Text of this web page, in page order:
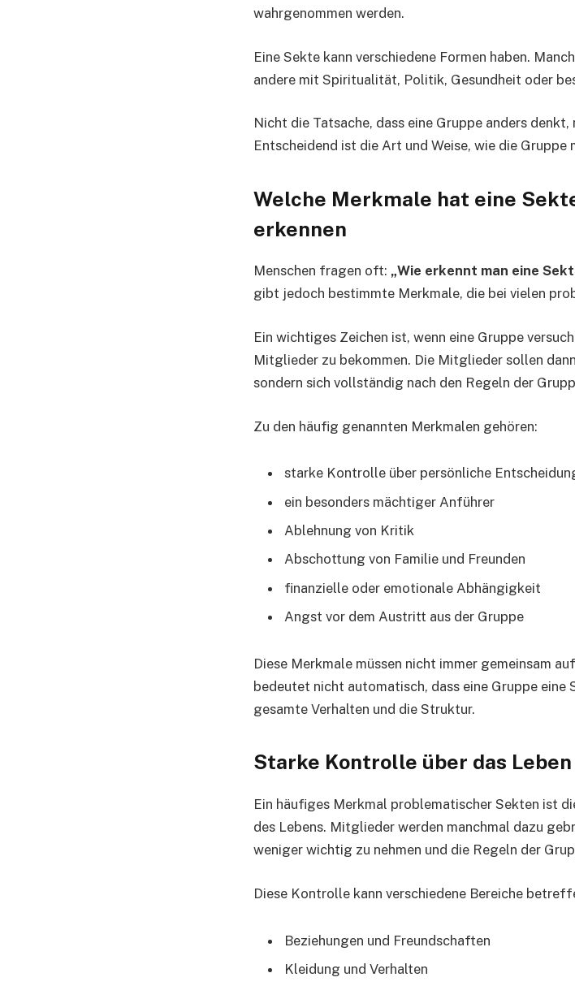
wahrgenommen werden.
Eine Sekte kann verschiedene Formen haben.
andere mit Spiritualität, Politik, Gesundheit oder
Nicht die Tatsache, dass eine Gruppe anders
Entscheidend ist die Art und Weise, wie die
Welche Merkmale hat eine
erkennen
Menschen fragen oft: „Wie erkennt man eine
gibt jedoch bestimmte Merkmale, die bei vielen
Ein wichtiges Zeichen ist, wenn eine Gruppe
Mitglieder zu bekommen. Die Mitglieder sollen
sondern sich vollständig nach den Regeln der
Zu den häufig genannten Merkmalen gehören:
starke Kontrolle über persönliche
ein besonders mächtiger Anführer
Ablehnung von Kritik
Abschottung von Familie und Freunden
finanzielle oder emotionale Abhängigkeit
Angst vor dem Austritt aus der Gruppe
Diese Merkmale müssen nicht immer gemeinsam
bedeutet nicht automatisch, dass eine Gruppe eine
gesamte Verhalten und die Struktur.
Starke Kontrolle über das
Ein häufiges Merkmal problematischer Sekten ist
des Lebens. Mitglieder werden manchmal dazu
weniger wichtig zu nehmen und die Regeln der
Diese Kontrolle kann verschiedene Bereiche
Beziehungen und Freundschaften
Kleidung und Verhalten